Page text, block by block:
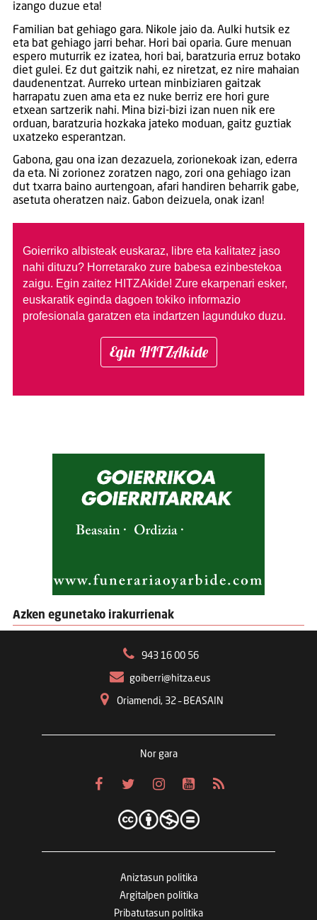
izango duzue eta!
Familian bat gehiago gara. Nikole jaio da. Aulki hutsik ez
eta bat gehiago jarri behar. Hori bai oparia. Gure menuan
espero muturrik ez izatea, hori bai, baratzuria erruz botako
diet gulei. Ez dut gaitzik nahi, ez niretzat, ez nire mahaian
daudenentzat. Aurreko urtean minbiziaren gaitzak
harrapatu zuen ama eta ez nuke berriz ere hori gure
etxean sartzerik nahi. Mina bizi-bizi izan nuen nik ere
orduan, baratzuria hozkaka jateko moduan, gaitz guztiak
uxatzeko esperantzan.
Gabona, gau ona izan dezazuela, zorionekoak izan, ederra
da eta. Ni zorionez zoratzen nago, zori ona gehiago izan
dut txarra baino aurtengoan, afari handiren beharrik gabe,
asetuta oheratzen naiz. Gabon deizuela, onak izan!
Goierriko albisteak euskaraz, libre eta kalitatez jaso
nahi dituzu? Horretarako zure babesa ezinbestekoa
zaigu. Egin zaitez HITZAkide! Zure ekarpenari esker,
euskaratik eginda dagoen tokiko informazio
profesionala garatzen eta indartzen lagunduko duzu.
Egin HITZAkide
Azken egunetako irakurrienak
943 16 00 56
goiberri@hitza.eus
Oriamendi, 32 – BEASAIN
Nor gara
Aniztasun politika
Argitalpen politika
Pribatutasun politika